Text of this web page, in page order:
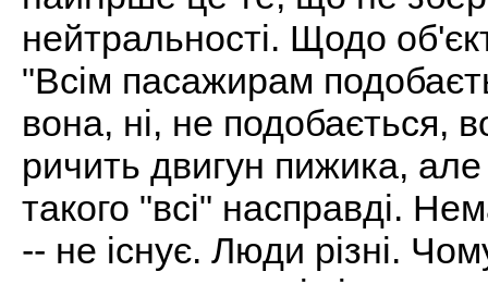
нейтральності. Щодо
"Всім пасажирам
вона, ні, не подобається,
ричить двигун пижика,
такого "всі" насправді.
-- не існує. Люди різні.